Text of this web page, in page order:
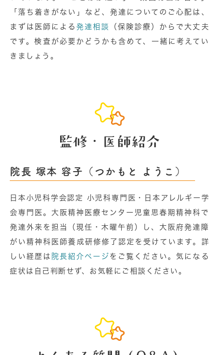
「落ち着きがない」など、発達についてのご心配は、
まずは医師による発達相談
（保険診療）からで大丈夫
です。検査が必要かどうかも含めて、一緒に考えてい
きましょう。
監修・医師紹介
院長 塚本 容子（つかもと ようこ）
日本小児科学会認定 小児科専門医・日本アレルギー学
会専門医。大阪精神医療センター児童思春期精神科で
発達外来を担当（現任・木曜午前）し、大阪府発達障
がい精神科医師養成研修修了認定を受けています。詳
しい経歴は 院長紹介ページ をご覧ください。気になる
症状は自己判断せず、お気軽にご相談ください。